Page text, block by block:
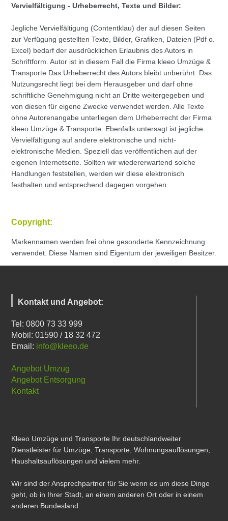
Vervielfältigung - Urheberrecht, Texte und Bilder:
Jegliche Vervielfältigung (Contentklau) der auf diesen Seiten
zur Verfügung gestellten Texte, Bilder, Grafiken, Dateien (Pdf o.
Excel) bedarf der ausdrücklichen Erlaubnis des Autors in
Schriftform. Autor ist in diesem Fall die Firma kleeo Umzüge &
Transporte Das Urheberrecht des Autors bleibt unberührt. Das
Nutzungsrecht liegt bei dem Herausgeber und darf ohne
schriftliche Genehmigung nicht an Dritte weitergegeben und
von diesen für eigene Zwecke verwendet werden. Alle Texte
ohne Autorenangabe unterliegen dem Urheberrecht der Firma
kleeo Umzüge & Transporte. Ebenfalls untersagt ist jegliche
Vervielfältigung auf andere elektronische und nicht-
elektronische Medien. Speziell das veröffentlichen auf der
eigenen Internetseite. Sollten wir wiedererwartend solche
Handlungen feststellen, werden wir diese elektronisch
festhalten und entsprechend dagegen vorgehen.
Copyright:
Markennamen werden frei ohne gesonderte Kennzeichnung
verwendet. Diese Namen sind Eigentum der jeweiligen Besitzer.
Kontakt und Angebot:
Tel: 0800 73 33 999
Mobil: 01590 / 18 32 472
Email: info@kleeo.de
Angebot Umzug
Angebot Entsorgung
Kontakt
Kleeo Umzüge und Transporte Ihr deutschlandweiter
Dienstleister für Umzüge, Transporte, Wohnungsauflösungen,
Haushaltsauflösungen und vielem mehr.
Wir sind der Ansprechpartner für Sie wenn es um diese Dinge
geht, ob in Ihrer Stadt, an einem anderen Ort oder in einem
anderen Bundesland.